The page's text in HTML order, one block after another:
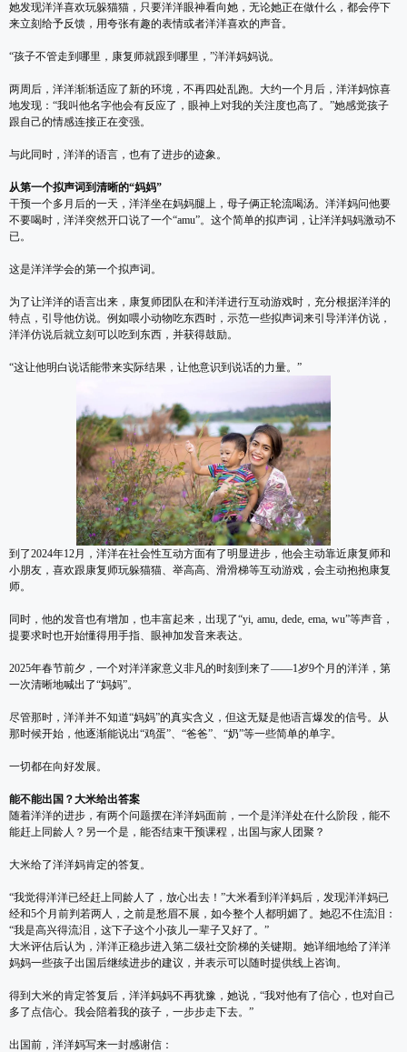
她发现洋洋喜欢玩躲猫猫，只要洋洋眼神看向她，无论她正在做什么，都会停下
来立刻给予反馈，用夸张有趣的表情或者洋洋喜欢的声音。
“孩子不管走到哪里，康复师就跟到哪里，”洋洋妈妈说。
两周后，洋洋渐渐适应了新的环境，不再四处乱跑。大约一个月后，洋洋妈惊喜
地发现：“我叫他名字他会有反应了，眼神上对我的关注度也高了。”她感觉孩子
跟自己的情感连接正在变强。
与此同时，洋洋的语言，也有了进步的迹象。
从第一个拟声词到清晰的“妈妈”
干预一个多月后的一天，洋洋坐在妈妈腿上，母子俩正轮流喝汤。洋洋妈问他要
不要喝时，洋洋突然开口说了一个“amu”。这个简单的拟声词，让洋洋妈妈激动不
已。
这是洋洋学会的第一个拟声词。
为了让洋洋的语言出来，康复师团队在和洋洋进行互动游戏时，充分根据洋洋的
特点，引导他仿说。例如喂小动物吃东西时，示范一些拟声词来引导洋洋仿说，
洋洋仿说后就立刻可以吃到东西，并获得鼓励。
“这让他明白说话能带来实际结果，让他意识到说话的力量。”
到了2024年12月，洋洋在社会性互动方面有了明显进步，他会主动靠近康复师和
小朋友，喜欢跟康复师玩躲猫猫、举高高、滑滑梯等互动游戏，会主动抱抱康复
师。
同时，他的发音也有增加，也丰富起来，出现了“yi, amu, dede, ema, wu”等声音，
提要求时也开始懂得用手指、眼神加发音来表达。
2025年春节前夕，一个对洋洋家意义非凡的时刻到来了——1岁9个月的洋洋，第
一次清晰地喊出了“妈妈”。
尽管那时，洋洋并不知道“妈妈”的真实含义，但这无疑是他语言爆发的信号。从
那时候开始，他逐渐能说出“鸡蛋”、“爸爸”、“奶”等一些简单的单字。
一切都在向好发展。
能不能出国？大米给出答案
随着洋洋的进步，有两个问题摆在洋洋妈面前，一个是洋洋处在什么阶段，能不
能赶上同龄人？另一个是，能否结束干预课程，出国与家人团聚？
大米给了洋洋妈肯定的答复。
“我觉得洋洋已经赶上同龄人了，放心出去！”大米看到洋洋妈后，发现洋洋妈已
经和5个月前判若两人，之前是愁眉不展，如今整个人都明媚了。她忍不住流泪：
“我是高兴得流泪，这下子这个小孩儿一辈子又好了。”
大米评估后认为，洋洋正稳步进入第二级社交阶梯的关键期。她详细地给了洋洋
妈妈一些孩子出国后继续进步的建议，并表示可以随时提供线上咨询。
得到大米的肯定答复后，洋洋妈妈不再犹豫，她说，“我对他有了信心，也对自己
多了点信心。我会陪着我的孩子，一步步走下去。”
出国前，洋洋妈写来一封感谢信：